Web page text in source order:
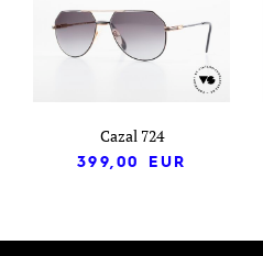
Cazal 724
399,00
EUR